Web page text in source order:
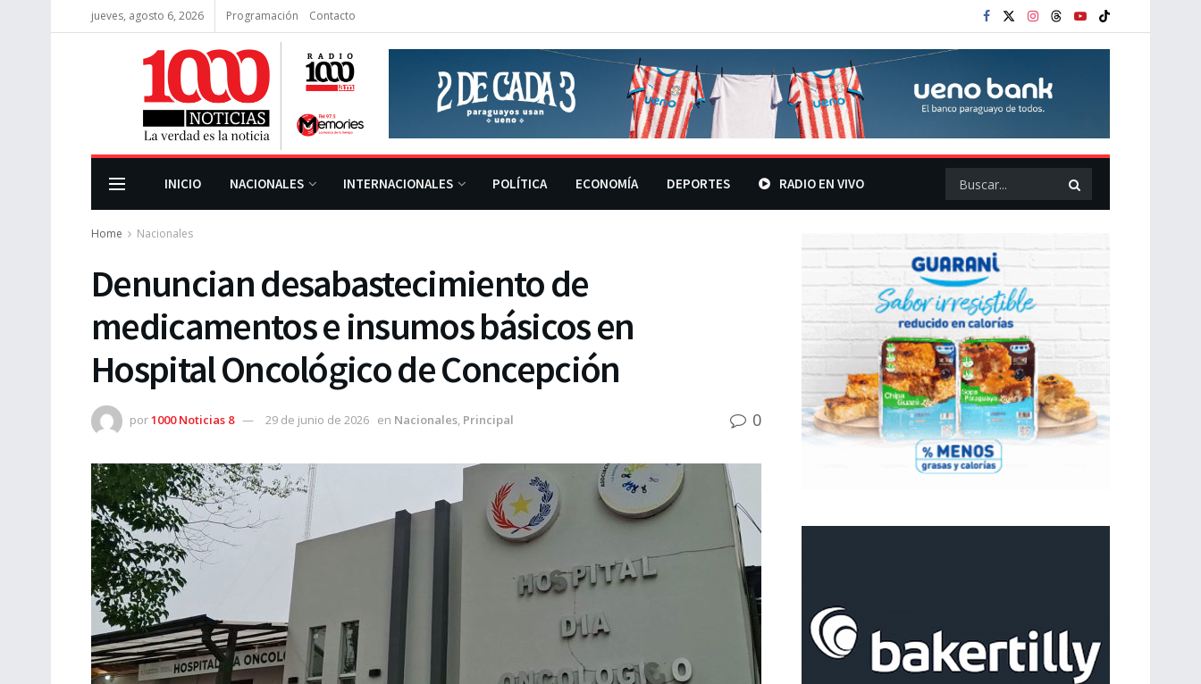
jueves, agosto 6, 2026 Programación Contacto
INICIO NACIONALES INTERNACIONALES POLÍTICA ECONOMÍA DEPORTES RADIO EN VIVO
Home Nacionales
Denuncian desabastecimiento de
medicamentos e insumos básicos en
Hospital Oncológico de Concepción
por1000 Noticias 8 29 de junio de 2026 en Nacionales, Principal 0